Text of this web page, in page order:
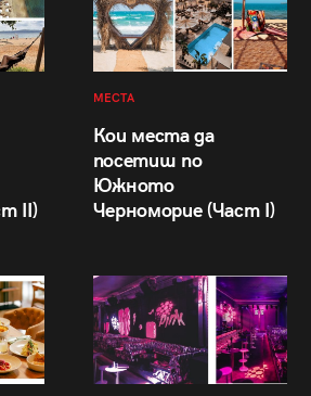
II)
МЕСТА
Кои места да
посетиш по
Южното
Черноморие (Част I)